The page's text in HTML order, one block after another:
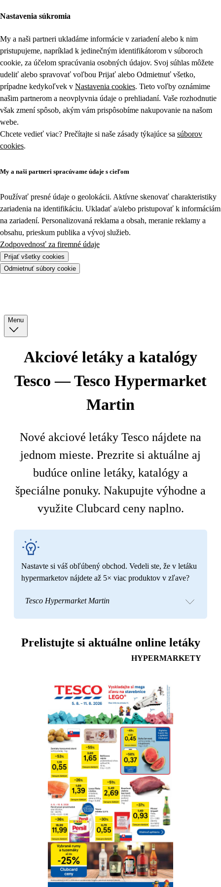
Nastavenia súkromia
My a naši partneri ukladáme informácie v zariadení alebo k nim
pristupujeme, napríklad k jedinečným identifikátorom v súboroch
cookie, za účelom spracúvania osobných údajov. Svoj súhlas môžete
udeliť alebo spravovať voľbou Prijať alebo Odmietnuť všetko,
prípadne kedykoľvek v Nastavenia cookies. Tieto voľby oznámime
našim partnerom a neovplyvnia údaje o prehliadaní. Vaše rozhodnutie
však zmení spôsob, akým vám prispôsobíme nakupovanie na našom
webe.
Chcete vedieť viac? Prečítajte si naše zásady týkajúce sa súborov
cookies.
My a naši partneri spracúvame údaje s cieľom
Používať presné údaje o geolokácii. Aktívne skenovať charakteristiky
zariadenia na identifikáciu. Ukladať a/alebo pristupovať k informáciám
na zariadení. Personalizovaná reklama a obsah, meranie reklamy a
obsahu, prieskum publika a vývoj služieb.
Zodpovednosť za firemné údaje
Prijať všetky cookies
Odmietnuť súbory cookie
Menu
Akciové letáky a katalógy
Tesco — Tesco Hypermarket
Martin
Nové akciové letáky Tesco nájdete na
jednom mieste. Prezrite si aktuálne aj
budúce online letáky, katalógy a
špeciálne ponuky. Nakupujte výhodne a
využite Clubcard ceny naplno.
Nastavte si váš obľúbený obchod. Vedeli ste, že v letáku
hypermarketov nájdete až 5× viac produktov v zľave?
Tesco Hypermarket Martin
Prelistujte si aktuálne online letáky
HYPERMARKETY